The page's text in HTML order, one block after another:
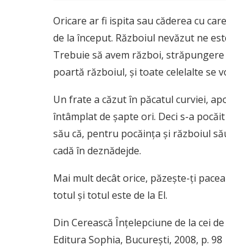
Oricare ar fi ispita sau căderea cu
de la început. Războiul nevăzut ne
Trebuie să avem război,
poartă războiul, şi toate cele­lalte se
Un frate a căzut în păcatul curviei,
întâmplat de şapte ori. Deci s-a
său că, pentru pocăinţa şi războiul
cadă în deznădejde.
Mai mult decât orice, păzeşte-ţi
totul şi totul este de la El.
Din Cerească Înțelepciune de la cei
Editura Sophia, București, 2008, p. 98